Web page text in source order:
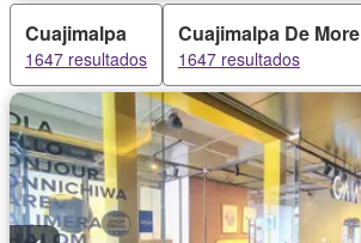
Cuajimalpa
1647 resultados
Cuajimalpa De
1647 resultados